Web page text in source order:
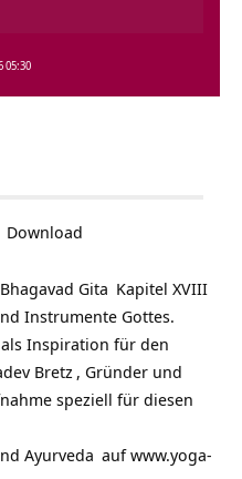
05:30
Download
Bhagavad Gita Kapitel XVIII
Instrumente Gottes.
Inspiration für den
Bretz , Gründer und
speziell für diesen
Ayurveda aufwww.yoga-